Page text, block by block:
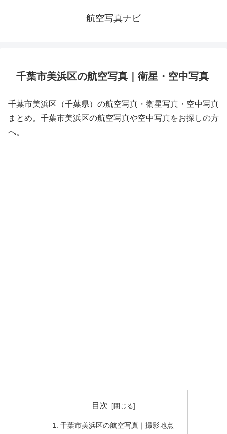
航空写真ナビ
千葉市美浜区の航空写真｜衛星・空中写真
千葉市美浜区（千葉県）の航空写真・衛星写真・空中写真
まとめ。千葉市美浜区の航空写真や空中写真をお探しの方
へ。
目次
千葉市美浜区の航空写真｜撮影地点